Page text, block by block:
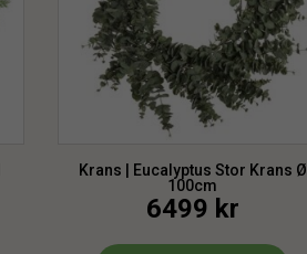
Krans | Eucalyptus Stor Krans Ø
100cm
6499 kr